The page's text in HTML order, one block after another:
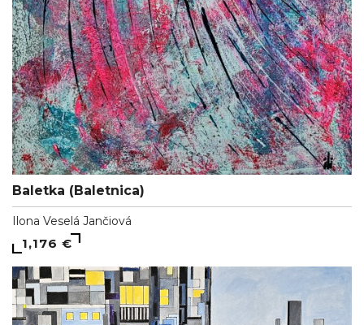
Baletka (Baletnica)
Ilona Veselá Jančiová
1,176 €